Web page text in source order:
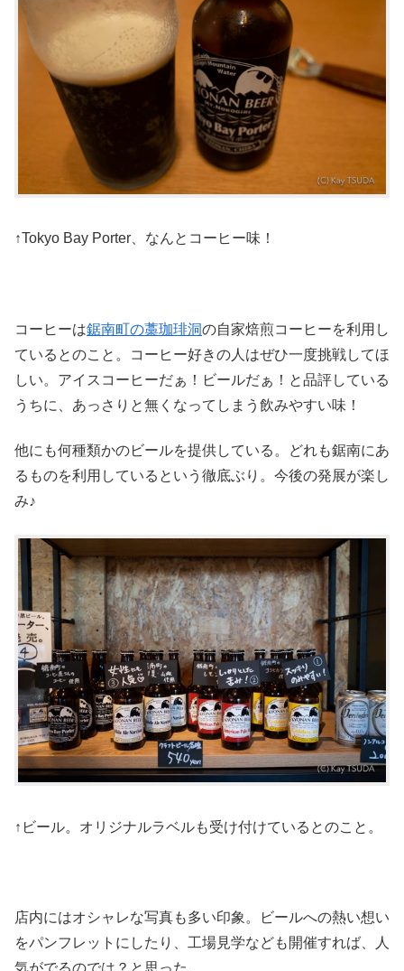
↑Tokyo Bay Porter、なんとコーヒー味！
コーヒーは鋸南町の藁珈琲洞の自家焙煎コーヒーを利用し
ているとのこと。コーヒー好きの人はぜひ一度挑戦してほ
しい。アイスコーヒーだぁ！ビールだぁ！と品評している
うちに、あっさりと無くなってしまう飲みやすい味！
他にも何種類かのビールを提供している。どれも鋸南にあ
るものを利用しているという徹底ぶり。今後の発展が楽し
み♪
↑ビール。オリジナルラベルも受け付けているとのこと。
店内にはオシャレな写真も多い印象。ビールへの熱い想い
をパンフレットにしたり、工場見学なども開催すれば、人